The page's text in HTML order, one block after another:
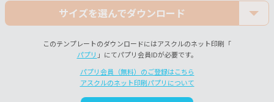
サイズを選んでダウンロード
このテンプレートのダウンロードにはアスクルのネット印刷「
パプリ 」にてパプリ会員IDが必要です。
パプリ会員（無料）のご登録はこちら
アスクルのネット印刷パプリについて